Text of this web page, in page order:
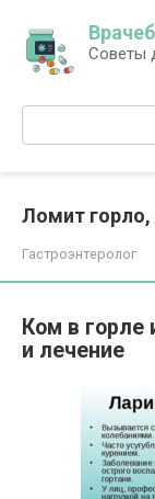
контенту
Советы
Поиск:
Ломит
Гастроэнтеролог
Ком в
и лечение